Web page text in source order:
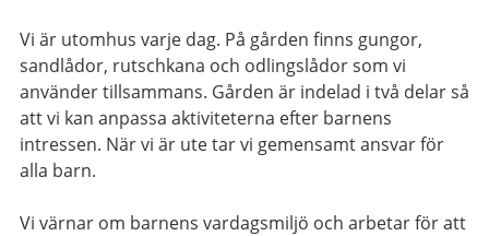
Vi är utomhus varje dag. På gården finns gungor,
sandlådor, rutschkana och odlingslådor som vi
använder tillsammans. Gården är indelad i två delar så
att vi kan anpassa aktiviteterna efter barnens
intressen. När vi är ute tar vi gemensamt ansvar för
alla barn.
Vi värnar om barnens vardagsmiljö och arbetar för att